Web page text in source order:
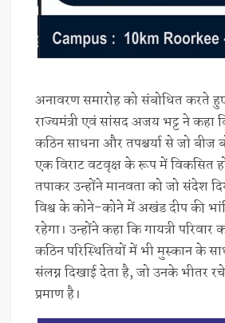
अनावरण समारोह को संबोधित करते हुए
राज्यमंत्री एवं सांसद अजय भट्ट ने कहा
कठिन साधना और तपश्चर्या से जो
एक विराट वटवृक्ष के रूप में विकसित
तपाकर उन्होंने मानवता को जो संदेश
विश्व के कोने-कोने में अखंड दीप की
रहेगा। उन्होंने कहा कि गायत्री परिवार
कठिन परिस्थितियों में भी मुस्कान के
संलग्न दिखाई देता है, जो उनके भीतर
प्रमाण है।